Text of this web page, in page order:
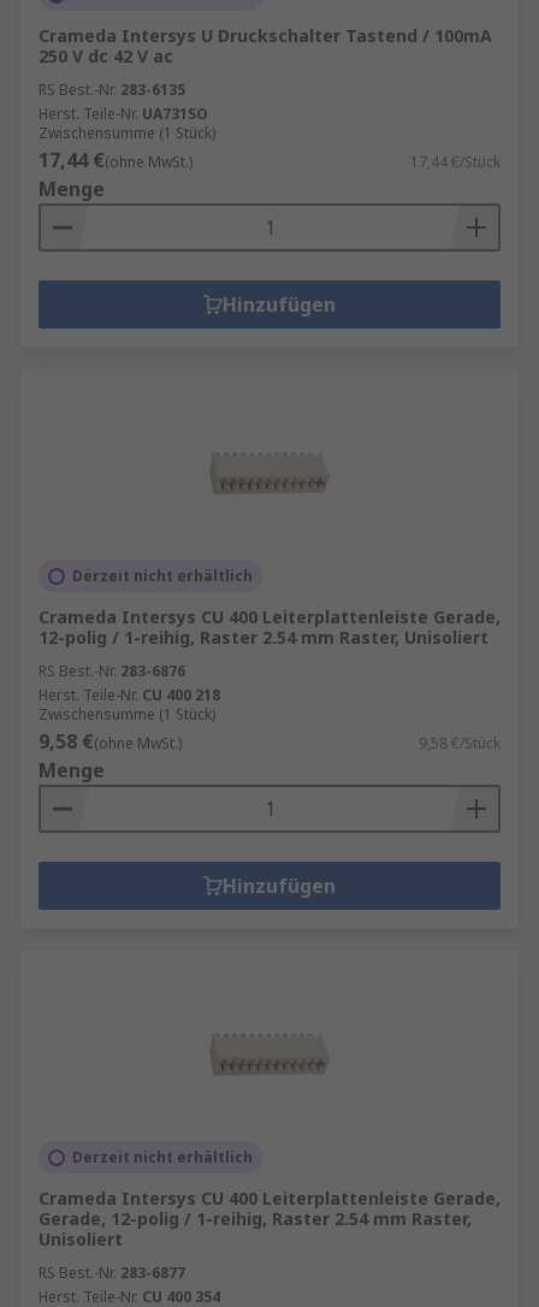
Crameda Intersys U Druckschalter Tastend / 100mA
250 V dc 42 V ac
RS Best.-Nr. 283-6135
Herst. Teile-Nr. UA731SO
Zwischensumme (1 Stück)
17,44 €(ohne MwSt.) 17,44 €/Stück
Menge
Hinzufügen
Derzeit nicht erhältlich
Crameda Intersys CU 400 Leiterplattenleiste Gerade,
12-polig / 1-reihig, Raster 2.54 mm Raster, Unisoliert
RS Best.-Nr. 283-6876
Herst. Teile-Nr. CU 400 218
Zwischensumme (1 Stück)
9,58 €(ohne MwSt.) 9,58 €/Stück
Menge
Hinzufügen
Derzeit nicht erhältlich
Crameda Intersys CU 400 Leiterplattenleiste Gerade,
Gerade, 12-polig / 1-reihig, Raster 2.54 mm Raster,
Unisoliert
RS Best.-Nr. 283-6877
Herst. Teile-Nr. CU 400 354